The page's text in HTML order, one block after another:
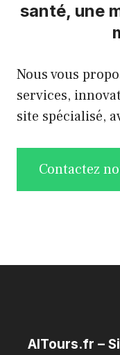
santé, une
Nous vous
services,
site spécialisé,
Contactez
AITours.fr –